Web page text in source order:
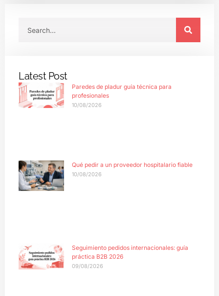
Latest Post
Paredes de pladur guía técnica para
profesionales
10/08/2026
Qué pedir a un proveedor hospitalario fiable
10/08/2026
Seguimiento pedidos internacionales: guía
práctica B2B 2026
09/08/2026